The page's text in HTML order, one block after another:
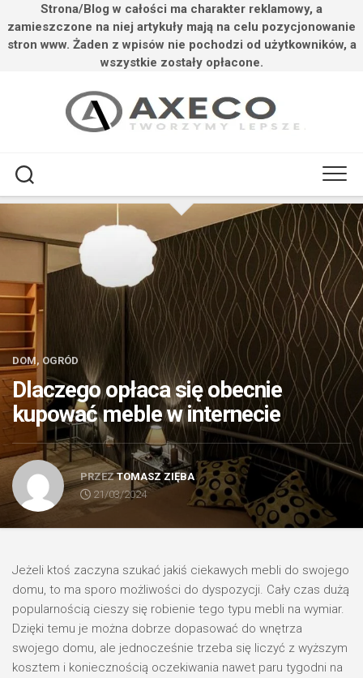
Strona/Blog w całości ma charakter reklamowy, a
zamieszczone na niej artykuły mają na celu pozycjonowanie
stron www. Żaden z wpisów nie pochodzi od użytkowników, a
wszystkie zostały opłacone.
DOM, OGRÓD
Dlaczego opłaca się obecnie
kupować meble w internecie
PRZEZTOMASZ ZIĘBA
21/03/2024
Jeżeli ktoś zaczyna szukać jakiś ciekawych mebli do swojego
domu, to ma sporo możliwości do dyspozycji. Cały czas dużą
popularnością cieszy się robienie tego typu mebli na wymiar.
Dzięki temu je można dobrze dopasować do wnętrza
swojego domu, ale jednocześnie trzeba się liczyć z wyższym
kosztem i koniecznością oczekiwania nawet paru tygodni na